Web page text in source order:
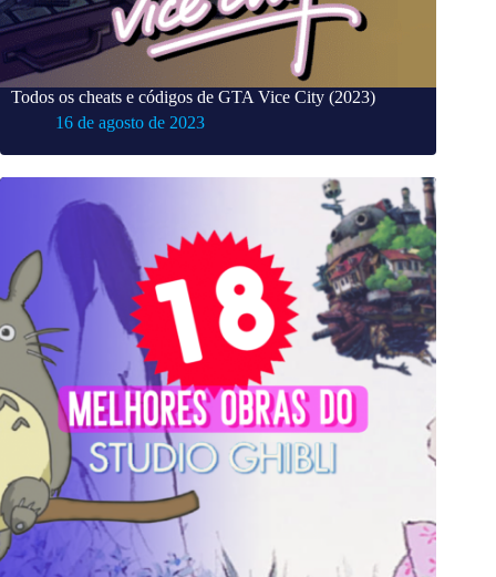
Todos os cheats e códigos de GTA Vice City (2023)
16 de agosto de 2023